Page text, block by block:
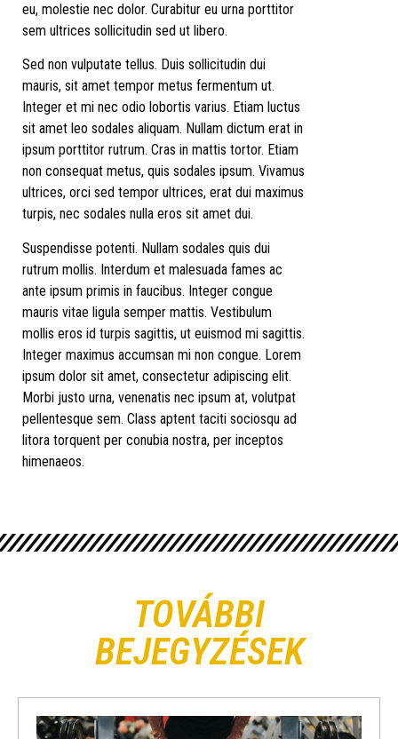
eu, molestie nec dolor. Curabitur eu urna porttitor
sem ultrices sollicitudin sed ut libero.
Sed non vulputate tellus. Duis sollicitudin dui
mauris, sit amet tempor metus fermentum ut.
Integer et mi nec odio lobortis varius. Etiam luctus
sit amet leo sodales aliquam. Nullam dictum erat in
ipsum porttitor rutrum. Cras in mattis tortor. Etiam
non consequat metus, quis sodales ipsum. Vivamus
ultrices, orci sed tempor ultrices, erat dui maximus
turpis, nec sodales nulla eros sit amet dui.
Suspendisse potenti. Nullam sodales quis dui
rutrum mollis. Interdum et malesuada fames ac
ante ipsum primis in faucibus. Integer congue
mauris vitae ligula semper mattis. Vestibulum
mollis eros id turpis sagittis, ut euismod mi sagittis.
Integer maximus accumsan mi non congue. Lorem
ipsum dolor sit amet, consectetur adipiscing elit.
Morbi justo urna, venenatis nec ipsum at, volutpat
pellentesque sem. Class aptent taciti sociosqu ad
litora torquent per conubia nostra, per inceptos
himenaeos.
TOVÁBBI
BEJEGYZÉSEK